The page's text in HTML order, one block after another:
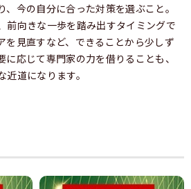
今の自分に合った対策を選ぶこと。
前向きな一歩を踏み出すタイミングで
を見直すなど、できることから少しず
応じて専門家の力を借りることも、
道になります。